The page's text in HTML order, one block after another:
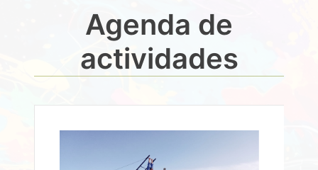
Agenda de
actividades